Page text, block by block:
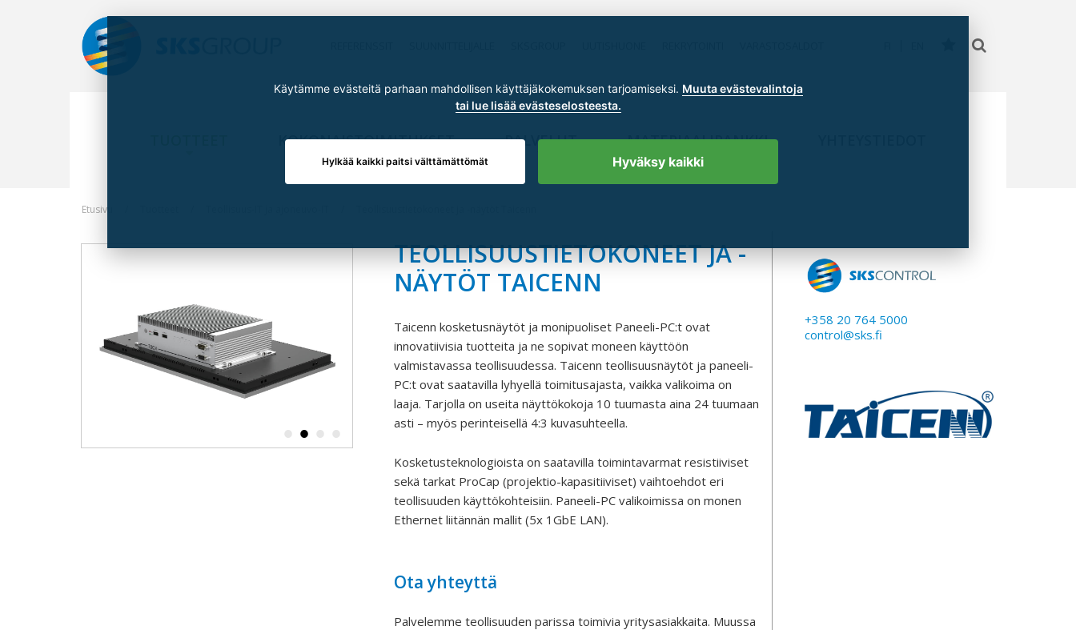
KOKONAISTOIMITUKSET PALVELUT MATERIAALIPANKKI
Etusivu
TEOLLISUUSTIETOKONEET JA -
NÄYTÖT TAICENN
Taicenn kosketusnäytöt ja monipuoliset Paneeli-PC:t ovat
innovatiivisia tuotteita ja ne sopivat moneen käyttöön
valmistavassa teollisuudessa. Taicenn teollisuusnäytöt ja paneeli-
PC:t ovat saatavilla lyhyellä toimitusajasta, vaikka valikoima on
laaja. Tarjolla on useita näyttökokoja 10 tuumasta aina 24 tuumaan
asti – myös perinteisellä 4:3 kuvasuhteella.
Kosketusteknologioista on saatavilla toimintavarmat resistiiviset
sekä tarkat ProCap (projektio-kapasitiiviset) vaihtoehdot eri
teollisuuden käyttökohteisiin. Paneeli-PC valikoimissa on monen
Ethernet liitännän mallit (5x 1GbE LAN).
Ota yhteyttä
Palvelemme teollisuuden parissa toimivia yritysasiakkaita. Muussa
+358 20 764 5000
control@sks.fi
Käytämme evästeitä parhaan mahdollisen käyttäjäkokemuksen tarjoamiseksi. Muuta evästevalintoja
tai lue lisää evästeselosteesta.
Hyväksy kaikki
Hylkää kaikki paitsi välttämättömät